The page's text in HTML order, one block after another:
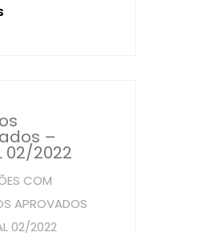
–
02/2022
COM
APROVADOS
02/2022